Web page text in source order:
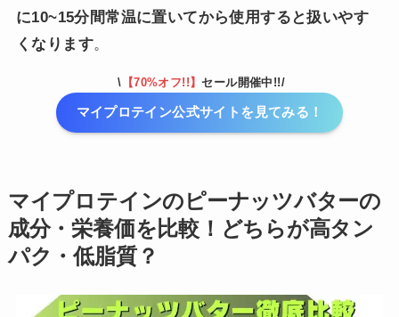
に10~15分間常温に置いてから使用すると扱いやす
くなります。
\ 【70%オフ!!】セール開催中!!/
マイプロテイン公式サイトを見てみる！
マイプロテインのピーナッツバターの
成分・栄養価を比較！どちらが高タン
パク・低脂質？